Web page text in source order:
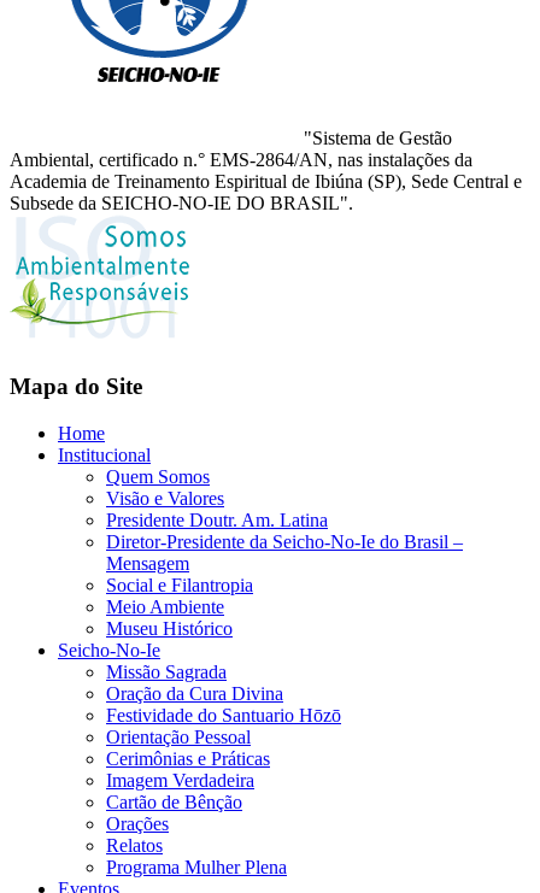
"Sistema de Gestão
Ambiental, certificado n.° EMS-2864/AN, nas instalações da
Academia de Treinamento Espiritual de Ibiúna (SP), Sede Central e
Subsede da SEICHO-NO-IE DO BRASIL".
Mapa do Site
Home
Institucional
Quem Somos
Visão e Valores
Presidente Doutr. Am. Latina
Diretor-Presidente da Seicho-No-Ie do Brasil –
Mensagem
Social e Filantropia
Meio Ambiente
Museu Histórico
Seicho-No-Ie
Missão Sagrada
Oração da Cura Divina
Festividade do Santuario Hōzō
Orientação Pessoal
Cerimônias e Práticas
Imagem Verdadeira
Cartão de Bênção
Orações
Relatos
Programa Mulher Plena
Eventos